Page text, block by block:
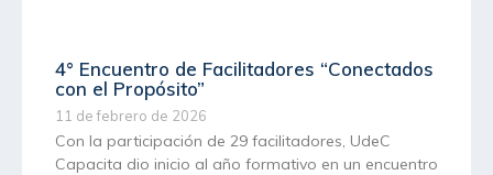
4° Encuentro de Facilitadores “Conectados
con el Propósito”
11 de febrero de 2026
Con la participación de 29 facilitadores, UdeC
Capacita dio inicio al año formativo en un encuentro